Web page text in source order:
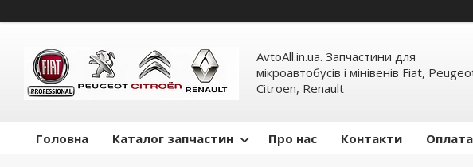
AvtoAll.in.ua. Запчастини для
мікроавтобусів і мінівенів Fiat,
Citroen, Renault
Головна Каталог запчастин Про нас Контакти